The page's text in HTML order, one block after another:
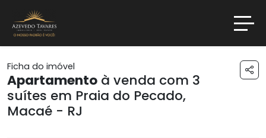
Ficha do imóvel
Apartamento à venda com 3
suítes em Praia do Pecado,
Macaé - RJ